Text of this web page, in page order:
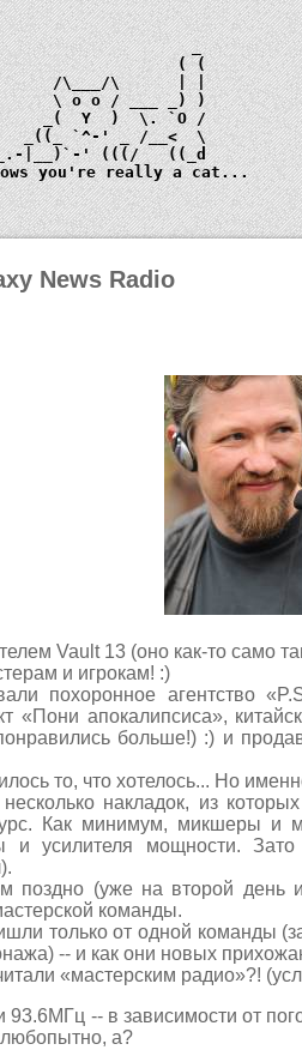
___
               _
|
              ( (
|
/\___/\      | |
\ o o
/ ___ _) )
_(  Y  )  \. `O /
_
((_ `^-' _ /__<  \
|__)
`-' (((/   ((_d
you're really a cat...
News Radio
Vault 13 (оно как-то само
и игрокам! :)
похоронное агентство
«Пони апокалипсиса»,
больше!) :) и
то, что хотелось... Но
накладок, из
Как минимум, микшеры и
и усилителя мощности.
поздно (уже на второй день
команды.
только от одной команды
-- и как они новых
«мастерским радио»?!
-- в зависимости от
а?